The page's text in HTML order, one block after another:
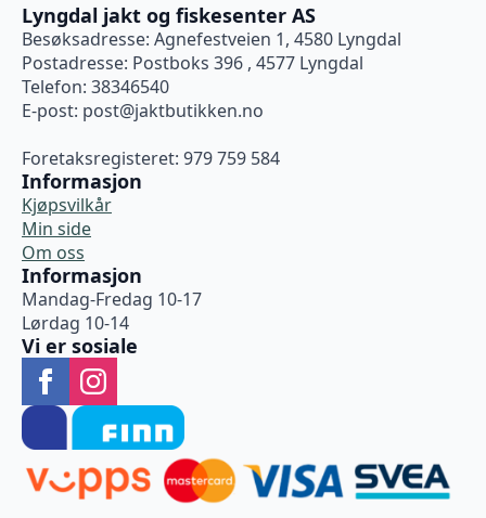
Lyngdal jakt og fiskesenter AS
Besøksadresse: Agnefestveien 1, 4580 Lyngdal
Postadresse: Postboks 396 , 4577 Lyngdal
Telefon: 38346540
E-post: post@jaktbutikken.no
Foretaksregisteret: 979 759 584
Informasjon
Kjøpsvilkår
Min side
Om oss
Informasjon
Mandag-Fredag 10-17
Lørdag 10-14
Vi er sosiale